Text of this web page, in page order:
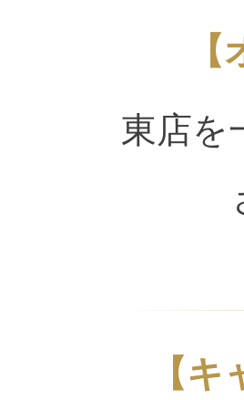
東店を
【